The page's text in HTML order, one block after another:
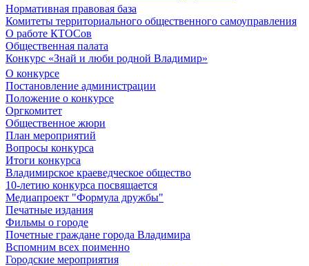
Нормативная правовая база
Комитеты территориального общественного самоуправления
О работе КТОСов
Общественная палата
Конкурс «Знай и люби родной Владимир»
О конкурсе
Постановление администрации
Положение о конкурсе
Оргкомитет
Общественное жюри
План мероприятий
Вопросы конкурса
Итоги конкурса
Владимирское краеведческое общество
10-летию конкурса посвящается
Медиапроект "Формула дружбы"
Печатные издания
Фильмы о городе
Почетные граждане города Владимира
Вспомним всех поименно
Городские мероприятия